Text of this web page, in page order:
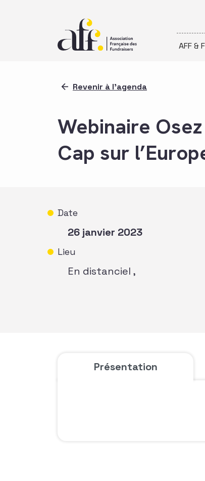
AFF &
Revenir à l'agenda
Webinaire
Cap sur
Date
26 janvier 2023
Lieu
En distanciel ,
Présentation